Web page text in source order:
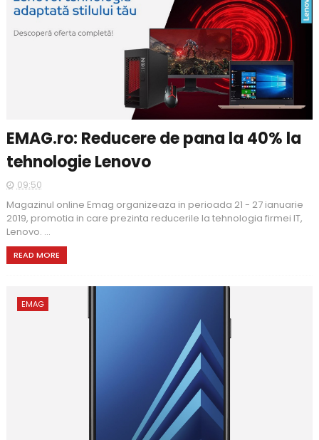
EMAG.ro: Reducere de pana la 40% la
tehnologie Lenovo
09:50
Magazinul online Emag organizeaza in perioada 21 - 27 ianuarie
2019, promotia in care prezinta reducerile la tehnologia firmei IT,
Lenovo. ...
READ MORE
EMAG